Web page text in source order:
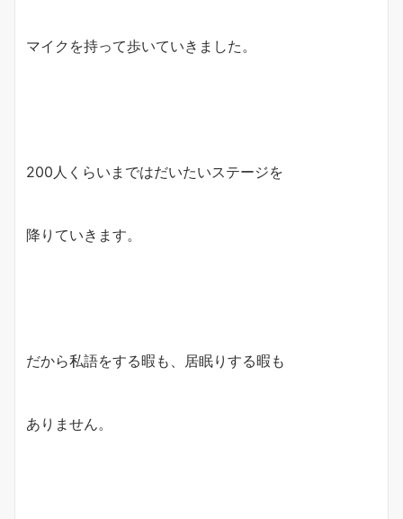
マイクを持って歩いていきました。
200人くらいまではだいたいステージを
降りていきます。
だから私語をする暇も、居眠りする暇も
ありません。